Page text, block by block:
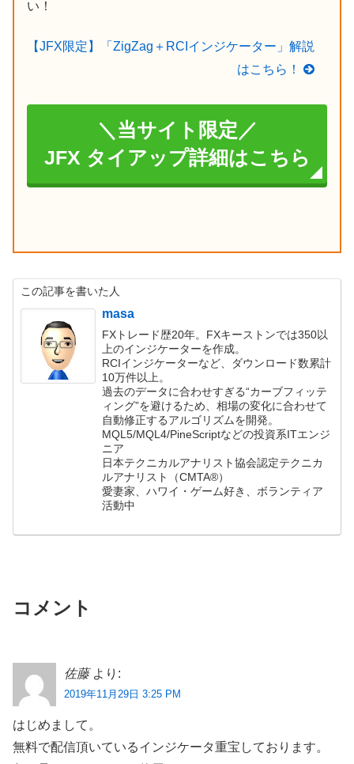
い！
【JFX限定】「ZigZag＋RCIインジケーター」解説
はこちら！
＼当サイト限定／
JFX タイアップ詳細はこちら
この記事を書いた人
masa
FXトレード歴20年。FXキーストンでは350以
上のインジケーターを作成。
RCIインジケーターなど、ダウンロード数累計
10万件以上。
過去のデータに合わせすぎる“カーブフィッテ
ィング”を避けるため、相場の変化に合わせて
自動修正するアルゴリズムを開発。
MQL5/MQL4/PineScriptなどの投資系ITエンジ
ニア
日本テクニカルアナリスト協会認定テクニカ
ルアナリスト（CMTA®）
愛妻家、ハワイ・ゲーム好き、ボランティア
活動中
コメント
佐藤 より:
2019年11月29日 3:25 PM
はじめまして。
無料で配信頂いているインジケータ重宝しております。